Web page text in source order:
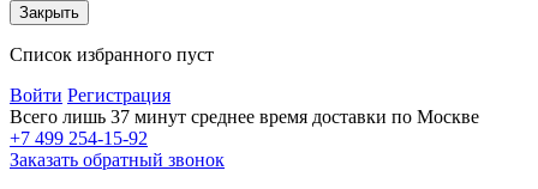
Закрыть
Список избранного пуст
Войти Регистрация
Всего лишь 37 минут среднее время доставки по Москве
+7 499 254-15-92
Заказать обратный звонок